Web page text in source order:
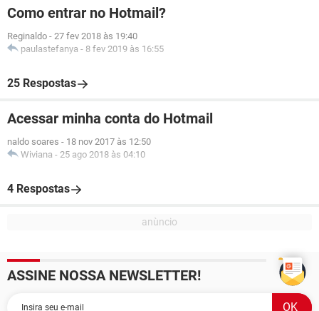
Como entrar no Hotmail?
Reginaldo - 27 fev 2018 às 19:40
paulastefanya - 8 fev 2019 às 16:55
25 Respostas
Acessar minha conta do Hotmail
naldo soares - 18 nov 2017 às 12:50
Wiviana - 25 ago 2018 às 04:10
4 Respostas
ASSINE NOSSA NEWSLETTER!